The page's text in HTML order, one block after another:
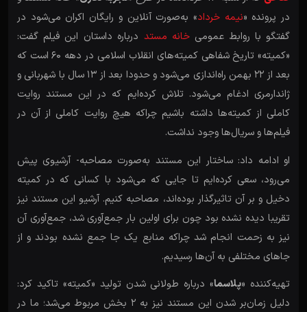
در پرونده «نیمه خرداد» به‌صورت آنلاین و رایگان اکران می‌شود در
گفتگو با روابط عمومیخانه مستد درباره داستان این فیلم گفت:
«کمیته» تاریخ شفاهی کمیته‌‎های انقلاب اسلامی در دهه 60 است که
بعد از 22 بهمن راه‌اندازی می‌شود و حدودا بعد از 13 سال با شهربانی و
ژاندارمری ادغام می‌شود. تلاش کرده‌ایم که در این مستند روایت
کاملی از کمیته‌ها داشته باشیم چراکه هیچ روایت کاملی از آن در
فیلم‌ها و سریال‌ها وجود نداشت.
او ادامه داد: ساختار این مستند به‌صورت مصاحبه- آرشیوی پیش
می‌رود، سعی کرده‌ایم تا جایی که می‌شود با کسانی که در کمیته
دخیل و بر آن تاثیرگذار بوده‌اند، مصاحبه کنیم. آرشیو این مستند نیز
تقریبا دیده نشده بود چون برای اولین بار جمع‌آوری شد، جمع‌آوری آن
نیز به زحمت انجام شد چراکه منابع یک جا جمع نشده بودند و از
جاهای مختلفی به آن‌ها رسیدیم.
تهیه‌کننده «پلاسما» درباره طولانی شدن تولید «کمیته» تاکید کرد:
دلیل زمان‌بر شدن این مستند نیز به 2 بخش مربوط می‌شد؛ ما در